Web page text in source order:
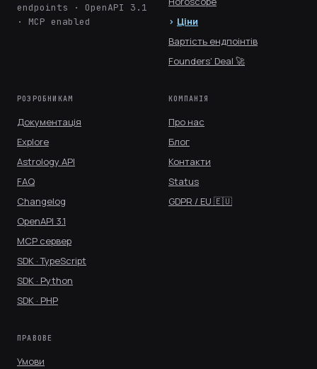
endpoints · OpenAPI 3.1
· MCP enabled
Ціни
Вартість ендпоінтів
Founders' Deal 🚀
РОЗРОБНИКАМ
Документація
Explore
Astrology API
FAQ
Changelog
OpenAPI 3.1
MCP сервер
SDK · TypeScript
SDK · Python
SDK · PHP
КОМПАНІЯ
Про нас
Блог
Контакти
Status
GDPR / EU 🇪🇺
ПРАВОВЕ
Умови